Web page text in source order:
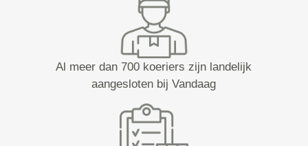
Al meer dan 700 koeriers zijn landelijk
aangesloten bij Vandaag